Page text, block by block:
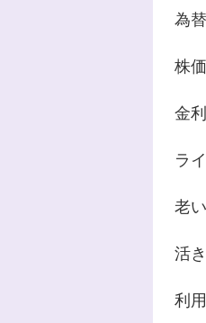
為替
株価
金利
ラ
老
活
利